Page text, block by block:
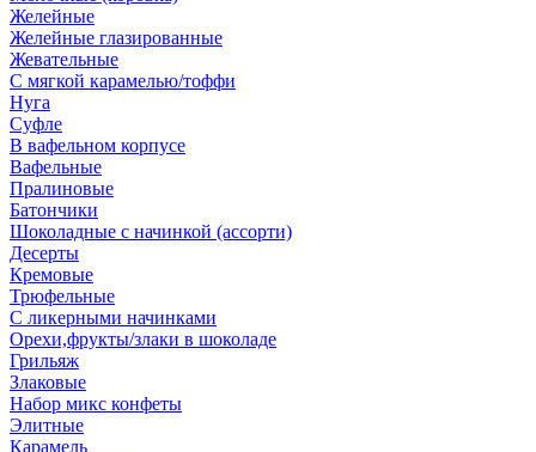
Желейные
Желейные глазированные
Жевательные
С мягкой карамелью/тоффи
Нуга
Суфле
В вафельном корпусе
Вафельные
Пралиновые
Батончики
Шоколадные с начинкой (ассорти)
Десерты
Кремовые
Трюфельные
С ликерными начинками
Орехи,фрукты/злаки в шоколаде
Грильяж
Злаковые
Набор микс конфеты
Элитные
Карамель